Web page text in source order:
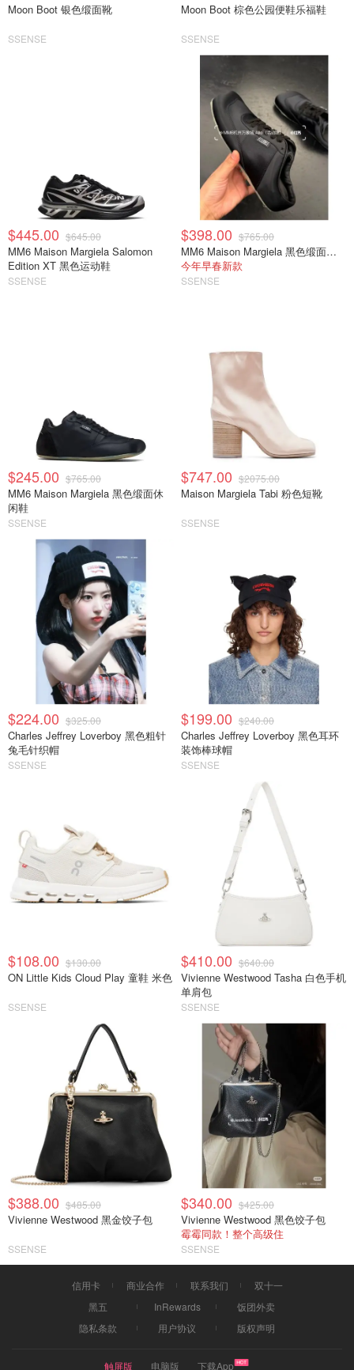
Moon Boot 银色缎面靴
SSENSE
Moon Boot 棕色公园便鞋乐福鞋
SSENSE
$445.00 $645.00
MM6 Maison Margiela Salomon
Edition XT 黑色运动鞋
SSENSE
$398.00 $765.00
MM6 Maison Margiela 黑色缎面半拖运动鞋
今年早春新款
SSENSE
$245.00 $765.00
MM6 Maison Margiela 黑色缎面休
闲鞋
SSENSE
$747.00 $2075.00
Maison Margiela Tabi 粉色短靴
SSENSE
$224.00 $325.00
Charles Jeffrey Loverboy 黑色粗针
兔毛针织帽
SSENSE
$199.00 $240.00
Charles Jeffrey Loverboy 黑色耳环
装饰棒球帽
SSENSE
$108.00 $130.00
ON Little Kids Cloud Play 童鞋 米色
SSENSE
$410.00 $640.00
Vivienne Westwood Tasha 白色手机
单肩包
SSENSE
$388.00 $485.00
Vivienne Westwood 黑金饺子包
SSENSE
$340.00 $425.00
Vivienne Westwood 黑色饺子包
霉霉同款！整个高级住
SSENSE
信用卡 商业合作 联系我们
双十一
黑五
InRewards
饭团外卖
隐私条款
用户协议 版权声明
触屏版 电脑版 下载App